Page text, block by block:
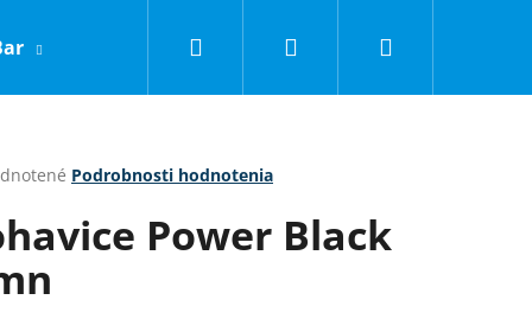
Obchodné podmienky
Hľadať PrihlásenieNákupný
Podrobnosti hodnotenia
Power Black